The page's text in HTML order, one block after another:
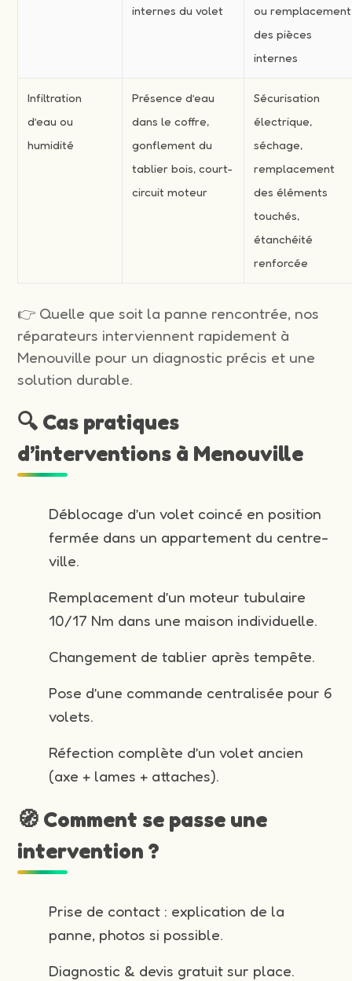
internes du volet
ou remplacement
des pièces
internes
Infiltration
d’eau ou
humidité
Présence d’eau
dans le coffre,
gonflement du
tablier bois, court-
circuit moteur
Sécurisation
électrique,
séchage,
remplacement
des éléments
touchés,
étanchéité
renforcée
👉 Quelle que soit la panne rencontrée, nos
réparateurs interviennent rapidement à
Menouville pour un diagnostic précis et une
solution durable.
🔍 Cas pratiques
d’interventions à Menouville
Déblocage d’un volet coincé en position
fermée dans un appartement du centre-
ville.
Remplacement d’un moteur tubulaire
10/17 Nm dans une maison individuelle.
Changement de tablier après tempête.
Pose d’une commande centralisée pour 6
volets.
Réfection complète d’un volet ancien
(axe + lames + attaches).
🧭 Comment se passe une
intervention ?
Prise de contact : explication de la
panne, photos si possible.
Diagnostic & devis gratuit sur place.